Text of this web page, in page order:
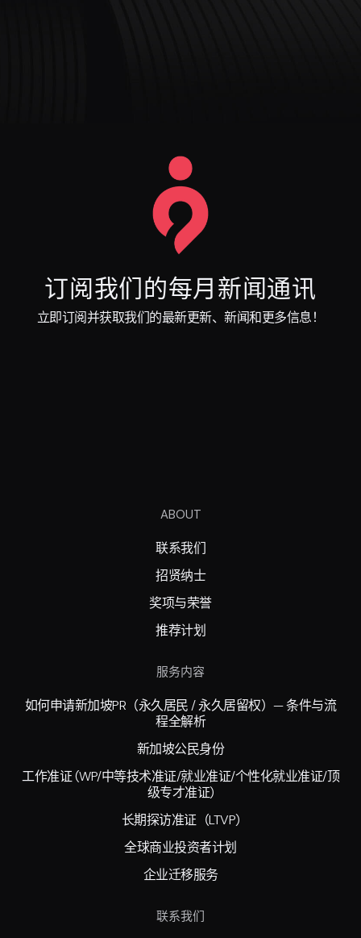
订阅我们的每月新闻通讯
立即订阅并获取我们的最新更新、新闻和更多信息！
ABOUT
联系我们
招贤纳士
奖项与荣誉
推荐计划
服务内容
如何申请新加坡PR（永久居民 / 永久居留权）— 条件与流
程全解析
新加坡公民身份
工作准证 (WP/中等技术准证/就业准证/个性化就业准证/顶
级专才准证)
长期探访准证（LTVP)
全球商业投资者计划
企业迁移服务
联系我们